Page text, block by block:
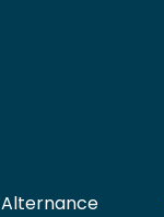
Alternance